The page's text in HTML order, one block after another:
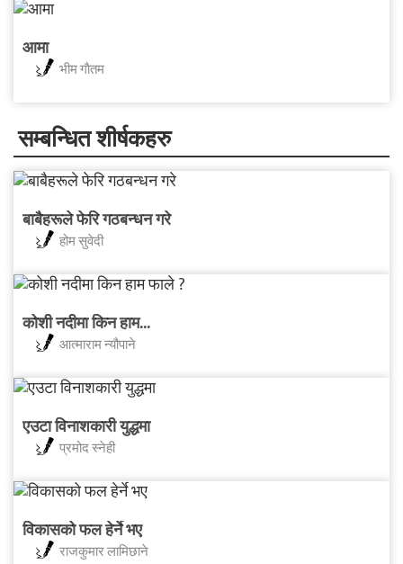
आमा
भीम गाैतम
सम्बन्धित शीर्षकहरु
बाबैहरूले फेरि गठबन्धन गरे
होम सुवेदी
कोशी नदीमा किन हाम...
आत्माराम न्यौपाने
एउटा विनाशकारी युद्धमा
प्रमोद स्नेही
विकासको फल हेर्ने भए
राजकुमार लामिछाने